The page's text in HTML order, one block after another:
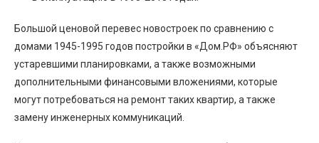
Большой ценовой перевес новостроек по сравнению с
домами 1945-1995 годов постройки в «Дом.РФ» объясняют
устаревшими планировками, а также возможными
дополнительными финансовыми вложениями, которые
могут потребоваться на ремонт таких квартир, а также
замену инженерных коммуникаций.